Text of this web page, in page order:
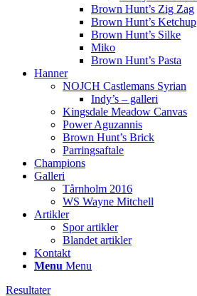
Brown Hunt’s Zig Zag
Brown Hunt’s Ketchup
Brown Hunt’s Silke
Miko
Brown Hunt’s Pasta
Hanner
NOJCH Castlemans Syrian
Indy’s – galleri
Kingsdale Meadow Canvas
Power Aguzannis
Brown Hunt’s Brick
Parringsaftale
Champions
Galleri
Tårnholm 2016
WS Wayne Mitchell
Artikler
Spor artikler
Blandet artikler
Kontakt
Menu Menu
Resultater